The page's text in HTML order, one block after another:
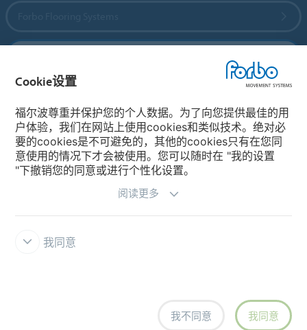
选择国家
选择您所在的国家
Cookie设置
福尔波尊重并保护您的个人数据。为了向您提供最佳的用
户体验，我们在网站上使用cookies和类似技术。绝对必
要的cookies是不可避免的，其他的cookies只有在您同
意使用的情况下才会被使用。您可以随时在 "我的设置
"下撤销您的同意或进行个性化设置。
阅读更多
我同意
我不同意 我同意